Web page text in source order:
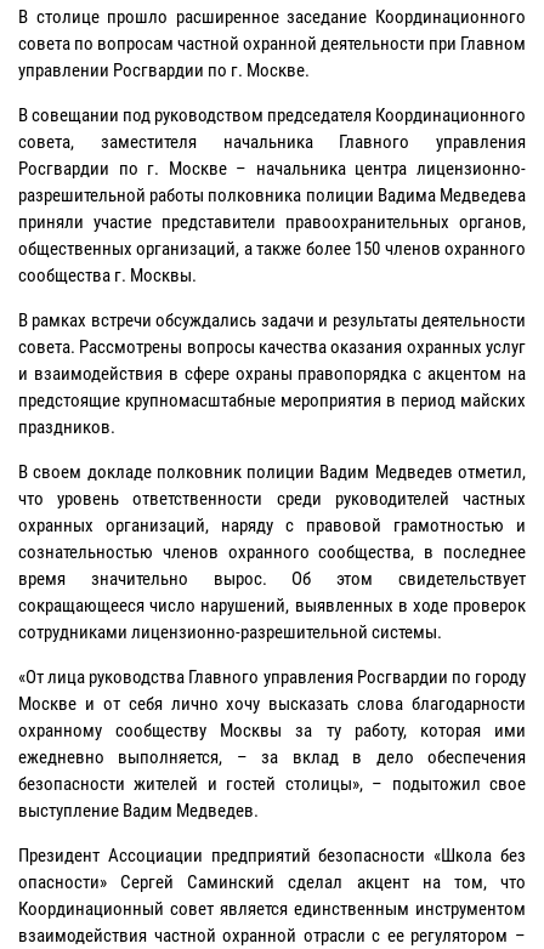
В столице прошло расширенное заседание Координационного
совета по вопросам частной охранной деятельности при Главном
управлении Росгвардии по г. Москве.
В совещании под руководством председателя Координационного
совета, заместителя начальника Главного управления
Росгвардии по г. Москве – начальника центра лицензионно-
разрешительной работы полковника полиции Вадима Медведева
приняли участие представители правоохранительных органов,
общественных организаций, а также более 150 членов охранного
сообщества г. Москвы.
В рамках встречи обсуждались задачи и результаты деятельности
совета. Рассмотрены вопросы качества оказания охранных услуг
и взаимодействия в сфере охраны правопорядка с акцентом на
предстоящие крупномасштабные мероприятия в период майских
праздников.
В своем докладе полковник полиции Вадим Медведев отметил,
что уровень ответственности среди руководителей частных
охранных организаций, наряду с правовой грамотностью и
сознательностью членов охранного сообщества, в последнее
время значительно вырос. Об этом свидетельствует
сокращающееся число нарушений, выявленных в ходе проверок
сотрудниками лицензионно-разрешительной системы.
«От лица руководства Главного управления Росгвардии по городу
Москве и от себя лично хочу высказать слова благодарности
охранному сообществу Москвы за ту работу, которая ими
ежедневно выполняется, – за вклад в дело обеспечения
безопасности жителей и гостей столицы», – подытожил свое
выступление Вадим Медведев.
Президент Ассоциации предприятий безопасности «Школа без
опасности» Сергей Саминский сделал акцент на том, что
Координационный совет является единственным инструментом
взаимодействия частной охранной отрасли с ее регулятором –